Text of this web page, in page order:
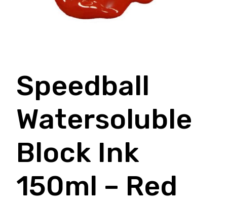
Speedball
Watersoluble
Block Ink
150ml – Red